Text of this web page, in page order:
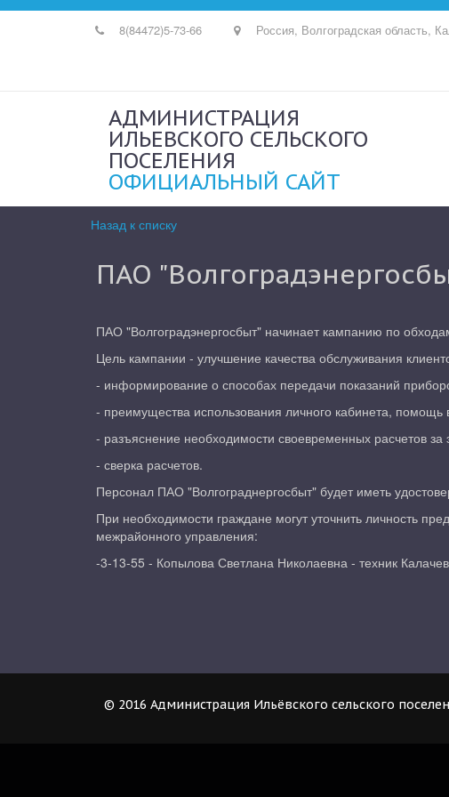
8(84472)5-73-66 Россия, Волгоградская область,
АДМИНИСТРАЦИЯ
ИЛЬЕВСКОГО СЕЛЬСКОГО
ПОСЕЛЕНИЯ
ОФИЦИАЛЬНЫЙ САЙТ
Назад к списку
ПАО
ПАО "Волгоградэнергосбыт" начинает кампанию по
Цель кампании - улучшение качества обслуживания
- информирование о способах передачи показаний
- преимущества использования личного кабинета, помощь
- разъяснение необходимости своевременных расчетов за
- сверка расчетов.
Персонал ПАО "Волгограднергосбыт" будет иметь
При необходимости граждане могут уточнить личность
межрайонного управления:
-3-13-55 - Копылова Светлана Николаевна - техник
© 2016 Администрация Ильёвского сельского